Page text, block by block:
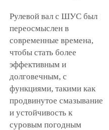
Рулевой вал с ШУС был
переосмыслен в
современные времена,
чтобы стать более
эффективным и
долговечным, с
функциями, такими как
продвинутое смазывание
и устойчивость к
суровым погодным